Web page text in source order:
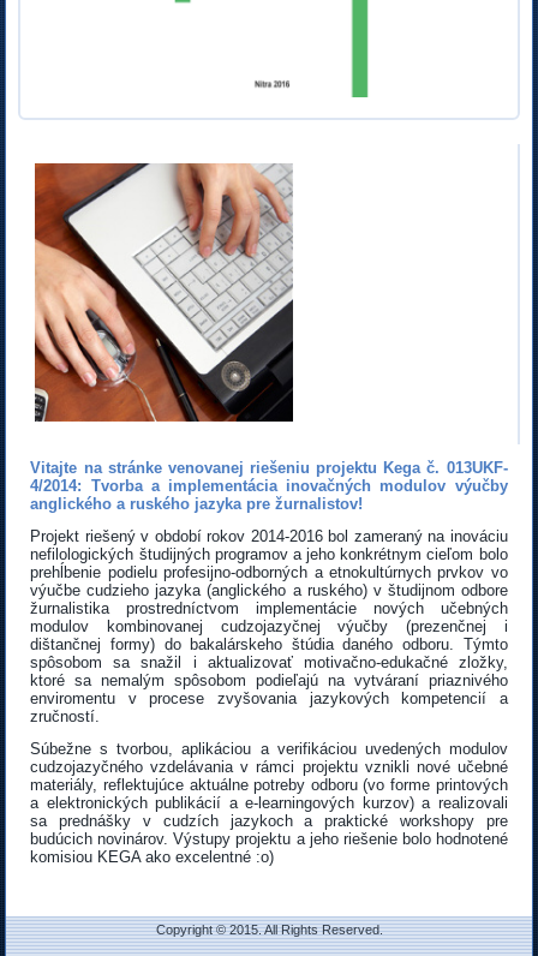
Vitajte na stránke venovanej riešeniu projektu Kega č. 013UKF-
4/2014: Tvorba a implementácia inovačných modulov výučby
anglického a ruského jazyka pre žurnalistov!
Projekt riešený v období rokov 2014-2016 bol zameraný na inováciu
nefilologických študijných programov a jeho konkrétnym cieľom bolo
prehĺbenie podielu profesijno-odborných a etnokultúrnych prvkov vo
výučbe cudzieho jazyka (anglického a ruského) v študijnom odbore
žurnalistika prostredníctvom implementácie nových učebných
modulov kombinovanej cudzojazyčnej výučby (prezenčnej i
dištančnej formy) do bakalárskeho štúdia daného odboru. Týmto
spôsobom sa snažil i aktualizovať motivačno-edukačné zložky,
ktoré sa nemalým spôsobom podieľajú na vytváraní priaznivého
enviromentu v procese zvyšovania jazykových kompetencií a
zručností.
Súbežne s tvorbou, aplikáciou a verifikáciou uvedených modulov
cudzojazyčného vzdelávania v rámci projektu vznikli nové učebné
materiály, reflektujúce aktuálne potreby odboru (vo forme printových
a elektronických publikácií a e-learningových kurzov) a realizovali
sa prednášky v cudzích jazykoch a praktické workshopy pre
budúcich novinárov. Výstupy projektu a jeho riešenie bolo hodnotené
komisiou KEGA ako excelentné :o)
Copyright © 2015. All Rights Reserved.